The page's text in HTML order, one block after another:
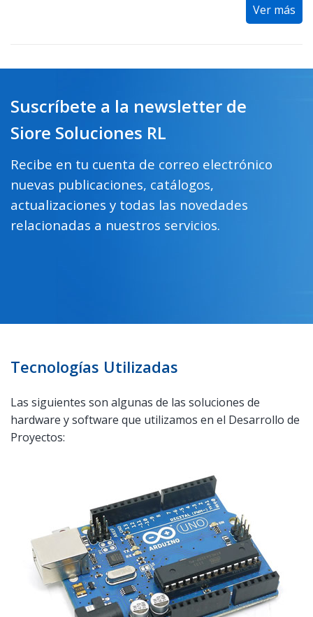
Ver más
Suscríbete a la newsletter de
Siore Soluciones RL
Recibe en tu cuenta de correo electrónico
nuevas publicaciones, catálogos,
actualizaciones y todas las novedades
relacionadas a nuestros servicios.
Tecnologías Utilizadas
Las siguientes son algunas de las soluciones de
hardware y software que utilizamos en el Desarrollo de
Proyectos: